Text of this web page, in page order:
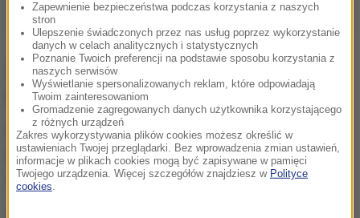
Zatrzymanie za jazdę na podwójnym
gazie
Rzeczniczka ostrowskiej policji przekazała, że
kobieta została zatrzymana wczoraj za jazdę pod
wpływem alkoholu.
Zapewnienie bezpieczeństwa podczas korzystania z naszych
stron
Ulepszenie świadczonych przez nas usług poprzez wykorzystanie
danych w celach analitycznych i statystycznych
Poznanie Twoich preferencji na podstawie sposobu korzystania z
naszych serwisów
Wyświetlanie spersonalizowanych reklam, które odpowiadają
Twoim zainteresowaniom
Gromadzenie zagregowanych danych użytkownika korzystającego
z różnych urządzeń
Zakres wykorzystywania plików cookies możesz określić w
ustawieniach Twojej przeglądarki. Bez wprowadzenia zmian ustawień,
informacje w plikach cookies mogą być zapisywane w pamięci
Twojego urządzenia. Więcej szczegółów znajdziesz w Polityce
cookies